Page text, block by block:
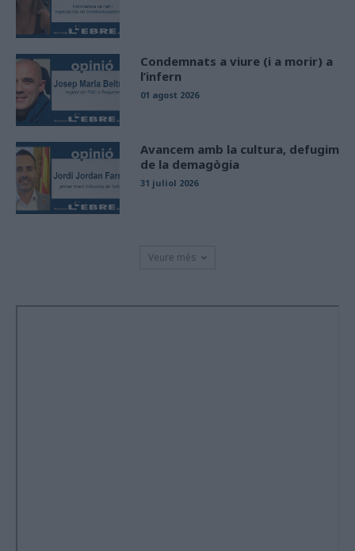
Condemnats a viure (i a morir) a
l’infern
01 agost 2026
Avancem amb la cultura, defugim
de la demagògia
31 juliol 2026
Veure més